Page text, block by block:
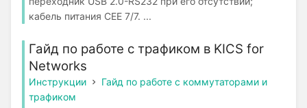
кабель питания CEE 7/7. ...
Гайд по работе с трафиком в KICS for
Networks
Инструкции
Гайд по работе с коммутаторами и
трафиком